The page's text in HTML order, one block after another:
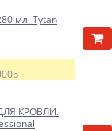
мл. Tytan
КРОВЛИ.